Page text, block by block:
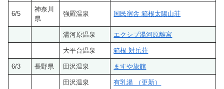
6/5
神奈川
県
強羅温泉 国民宿舎 箱根太陽山荘
湯河原温泉 エクシブ湯河原離宮
大平台温泉 箱根 対岳荘
6/3 長野県 田沢温泉 ますや旅館
田沢温泉 有乳湯 （更新）